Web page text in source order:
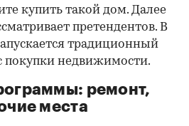
купить такой дом. Далее
претендентов. В
традиционный
покупки недвижимости.
ремонт,
места